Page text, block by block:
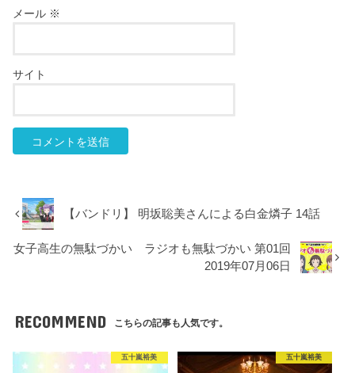
メール ※
サイト
【バンドリ】 明坂聡美さんによる白金燐子 14話
女子高生の無駄づかい ラジオも無駄づかい 第01回
2019年07月06日
RECOMMEND こちらの記事も人気です。
五十嵐裕美 五十嵐裕美